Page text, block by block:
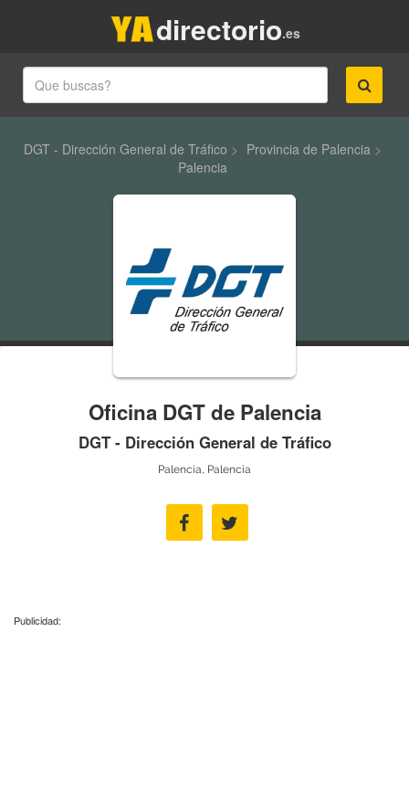
.es
directorio
DGT - Dirección General de Tráfico > Provincia de Palencia >
Palencia
Oficina DGT de Palencia
DGT - Dirección General de Tráfico
Palencia, Palencia
Publicidad: